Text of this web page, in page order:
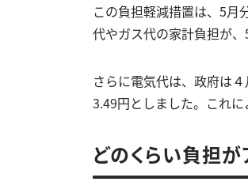
この負担軽減措置は、5月
代やガス代の家計負担が
さらに電気代は、政府は
3.49円としました。これに
どのくらい負担が